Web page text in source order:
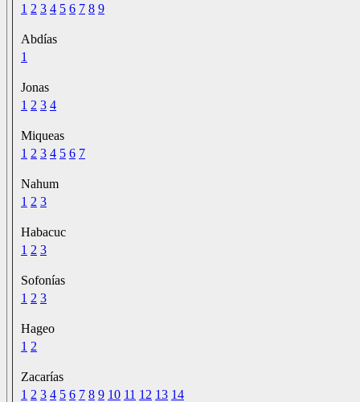
1 2 3 4 5 6 7 8 9
Abdías
1
Jonas
1 2 3 4
Miqueas
1 2 3 4 5 6 7
Nahum
1 2 3
Habacuc
1 2 3
Sofonías
1 2 3
Hageo
1 2
Zacarías
1 2 3 4 5 6 7 8 9 10 11 12 13 14